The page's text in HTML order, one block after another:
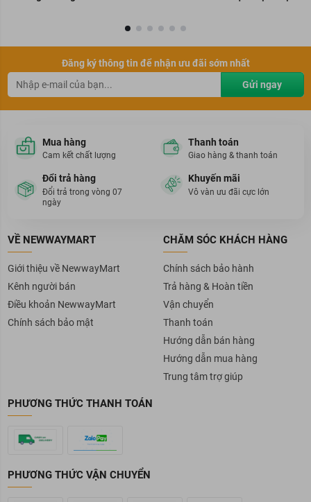
Đăng ký thông tin để nhận ưu đãi sớm nhất
Gửi ngay
Mua hàng
Cam kết chất lượng
Thanh toán
Giao hàng & thanh toán
Đổi trả hàng
Đổi trả trong vòng 07
ngày
Khuyến mãi
Vô vàn ưu đãi cực lớn
VỀ NEWWAYMART
Giới thiệu về NewwayMart
Kênh người bán
Điều khoản NewwayMart
Chính sách bảo mật
CHĂM SÓC KHÁCH HÀNG
Chính sách bảo hành
Trả hàng & Hoàn tiền
Vận chuyển
Thanh toán
Hướng dẫn bán hàng
Hướng dẫn mua hàng
Trung tâm trợ giúp
PHƯƠNG THỨC THANH TOÁN
PHƯƠNG THỨC VẬN CHUYỂN